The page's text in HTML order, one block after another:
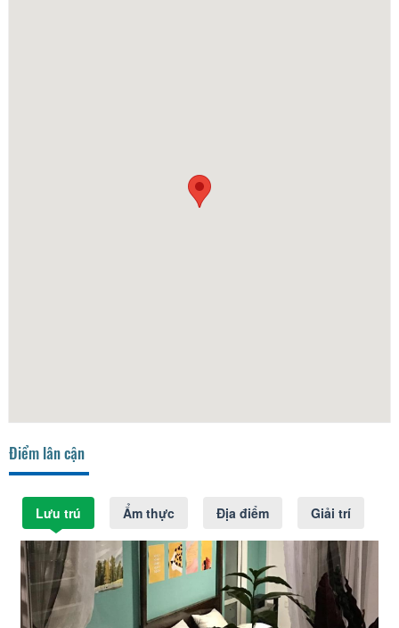
Điểm lân cận
Lưu trú Ẩm thực Địa điểm Giải trí